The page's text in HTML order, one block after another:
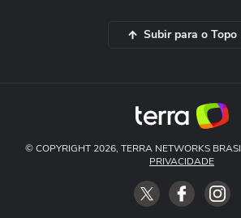
Subir para o Topo
© COPYRIGHT 2026, TERRA NETWORKS
PRIVACIDADE